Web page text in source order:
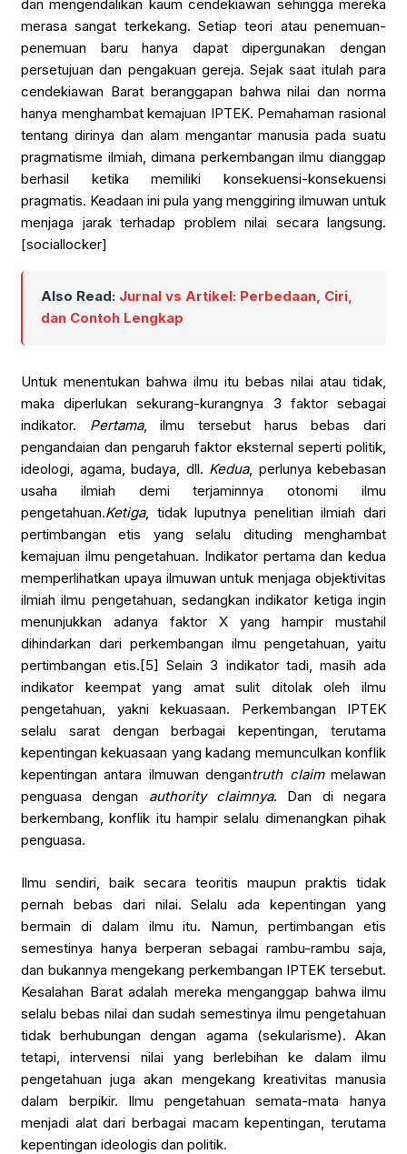
dan mengendalikan kaum cendekiawan sehingga mereka
merasa sangat terkekang. Setiap teori atau penemuan-
penemuan baru hanya dapat dipergunakan dengan
persetujuan dan pengakuan gereja. Sejak saat itulah para
cendekiawan Barat beranggapan bahwa nilai dan norma
hanya menghambat kemajuan IPTEK. Pemahaman rasional
tentang dirinya dan alam mengantar manusia pada suatu
pragmatisme ilmiah, dimana perkembangan ilmu dianggap
berhasil ketika memiliki konsekuensi-konsekuensi
pragmatis. Keadaan ini pula yang menggiring ilmuwan untuk
menjaga jarak terhadap problem nilai secara langsung.
[sociallocker]
Also Read: Jurnal vs Artikel: Perbedaan, Ciri,
dan Contoh Lengkap
Untuk menentukan bahwa ilmu itu bebas nilai atau tidak,
maka diperlukan sekurang-kurangnya 3 faktor sebagai
indikator. Pertama, ilmu tersebut harus bebas dari
pengandaian dan pengaruh faktor eksternal seperti politik,
ideologi, agama, budaya, dll. Kedua, perlunya kebebasan
usaha ilmiah demi terjaminnya otonomi ilmu
pengetahuan.Ketiga, tidak luputnya penelitian ilmiah dari
pertimbangan etis yang selalu dituding menghambat
kemajuan ilmu pengetahuan. Indikator pertama dan kedua
memperlihatkan upaya ilmuwan untuk menjaga objektivitas
ilmiah ilmu pengetahuan, sedangkan indikator ketiga ingin
menunjukkan adanya faktor X yang hampir mustahil
dihindarkan dari perkembangan ilmu pengetahuan, yaitu
pertimbangan etis. [5] Selain 3 indikator tadi, masih ada
indikator keempat yang amat sulit ditolak oleh ilmu
pengetahuan, yakni kekuasaan. Perkembangan IPTEK
selalu sarat dengan berbagai kepentingan, terutama
kepentingan kekuasaan yang kadang memunculkan konflik
kepentingan antara ilmuwan dengantruth claimmelawan
penguasa dengan authority claimnya. Dan di negara
berkembang, konflik itu hampir selalu dimenangkan pihak
penguasa.
Ilmu sendiri, baik secara teoritis maupun praktis tidak
pernah bebas dari nilai. Selalu ada kepentingan yang
bermain di dalam ilmu itu. Namun, pertimbangan etis
semestinya hanya berperan sebagai rambu-rambu saja,
dan bukannya mengekang perkembangan IPTEK tersebut.
Kesalahan Barat adalah mereka menganggap bahwa ilmu
selalu bebas nilai dan sudah semestinya ilmu pengetahuan
tidak berhubungan dengan agama (sekularisme). Akan
tetapi, intervensi nilai yang berlebihan ke dalam ilmu
pengetahuan juga akan mengekang kreativitas manusia
dalam berpikir. Ilmu pengetahuan semata-mata hanya
menjadi alat dari berbagai macam kepentingan, terutama
kepentingan ideologis dan politik.